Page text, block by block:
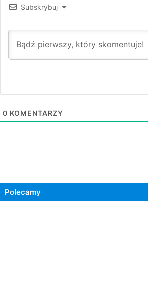
Subskrybuj
0 KOMENTARZY
Polecamy